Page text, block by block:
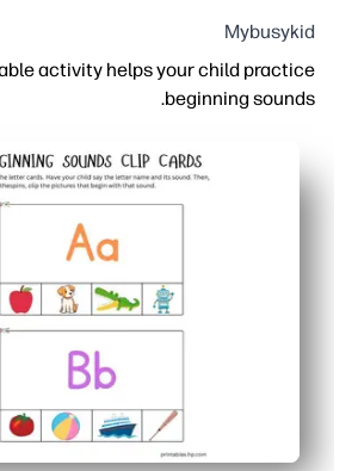
Mybusykid
activity helps your child practice
beginning sounds.